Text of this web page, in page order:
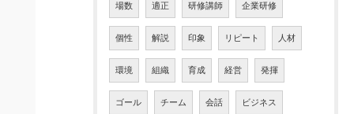
場数 適正 研修講師 企業研修
個性 解説 印象 リピート 人材
環境 組織 育成 経営 発揮
ゴール チーム 会話 ビジネス